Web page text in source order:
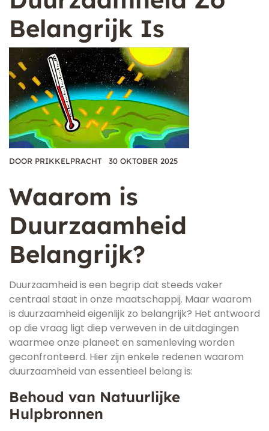
Belangrijk Is
DOOR PRIKKELPRACHT 30 OKTOBER 2025
Waarom is
Duurzaamheid
Belangrijk?
Duurzaamheid is een begrip dat steeds vaker
centraal staat in onze maatschappij. Maar waarom
is duurzaamheid eigenlijk zo belangrijk? Het antwoord
op die vraag ligt diep verweven in de uitdagingen
waarmee onze planeet en samenleving worden
geconfronteerd. Hier zijn enkele redenen waarom
duurzaamheid van essentieel belang is:
Behoud van Natuurlijke
Hulpbronnen